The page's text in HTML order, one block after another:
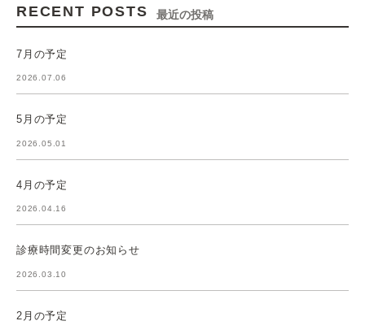
RECENT POSTS 最近の投稿
7月の予定
2026.07.06
5月の予定
2026.05.01
4月の予定
2026.04.16
診療時間変更のお知らせ
2026.03.10
2月の予定